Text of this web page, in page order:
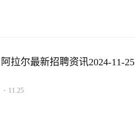
阿拉尔最新招聘资讯2024-11-25
· 11.25